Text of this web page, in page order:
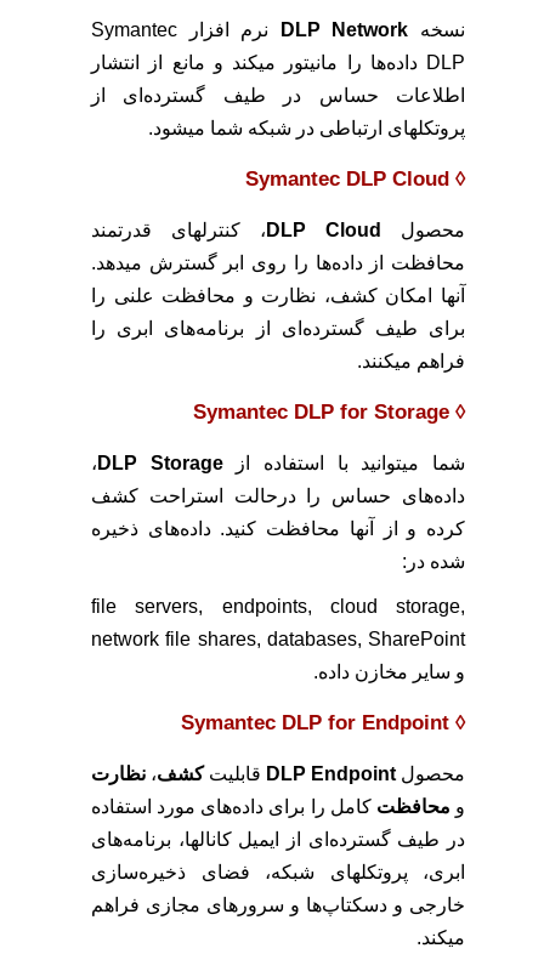
نسخه DLP Network
نرم افزار Symantec
DLP داده‌ها را مانیتور میکند و مانع از انتشار
اطلاعات حساس در طیف گسترده‌ای از
پروتکلهای ارتباطی در شبکه شما میشود.
◊ Symantec DLP Cloud
محصول DLP Cloud ، کنترلهای قدرتمند
محافظت از داده‌ها را روی ابر گسترش میدهد.
آنها امکان کشف، نظارت و محافظت علنی را
برای طیف گسترده‌ای از برنامه‌های ابری را
فراهم میکنند.
◊
Symantec DLP for Storage
شما میتوانید با استفاده از DLP Storage
،
داده‌های حساس را درحالت استراحت کشف
کرده و از آنها محافظت کنید. داده‌های ذخیره
شده در:
file servers, endpoints, cloud storage,
network file shares, databases, SharePoint
و سایر مخازن داده.
◊
Symantec DLP for Endpoint
محصول DLP Endpoint قابلیتکشف، نظارت
و محافظتکامل را برای داده‌های مورد استفاده
در طیف گسترده‌ای از ایمیل کانالها، برنامه‌های
ابری، پروتکلهای شبکه، فضای ذخیره‌سازی
خارجی و دسکتاپ‌ها و سرورهای مجازی فراهم
میکند.